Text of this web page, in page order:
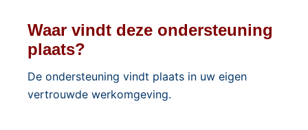
Waar vindt deze ondersteuning
plaats?
De ondersteuning vindt plaats in uw eigen
vertrouwde werkomgeving.